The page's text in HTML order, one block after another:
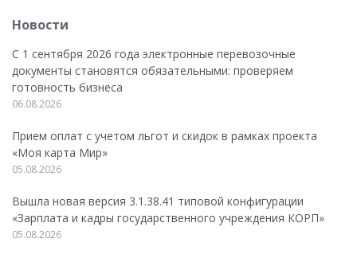
Новости
С 1 сентября 2026 года электронные перевозочные
документы становятся обязательными: проверяем
готовность бизнеса
06.08.2026
Прием оплат с учетом льгот и скидок в рамках проекта
«Моя карта Мир»
05.08.2026
Вышла новая версия 3.1.38.41 типовой конфигурации
«Зарплата и кадры государственного учреждения КОРП»
05.08.2026